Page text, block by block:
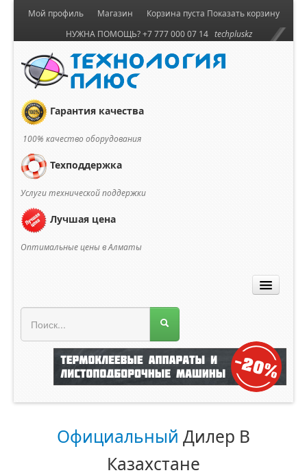
Корзина пуста Показать корзину
Мой профиль
Магазин
НУЖНА ПОМОЩЬ? +7 777 000 07 14 techpluskz
Гарантия качества
100% качество оборудования
Техподдержка
Услуги технической поддержки
Лучшая цена
Оптимальные цены в Алматы
Официальный Дилер В
Казахстане